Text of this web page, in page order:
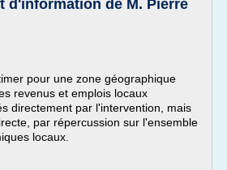
d'information de M. Pierre
pour une zone géographique
revenus et emplois locaux
directement par l'intervention, mais
par répercussion sur l'ensemble
locaux.